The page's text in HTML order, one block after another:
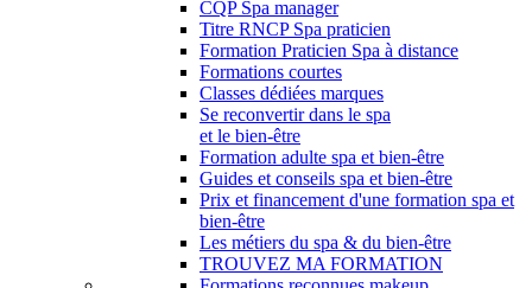
CQP Spa manager
Titre RNCP Spa praticien
Formation Praticien Spa à distance
Formations courtes
Classes dédiées marques
Se reconvertir dans le spa
et le bien-être
Formation adulte spa et bien-être
Guides et conseils spa et bien-être
Prix et financement d'une formation spa et
bien-être
Les métiers du spa & du bien-être
TROUVEZ MA FORMATION